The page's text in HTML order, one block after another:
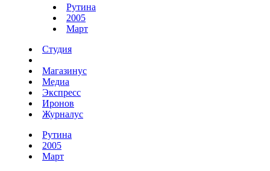
Рутина
2005
Март
Студия
Магазинус
Медиа
Экспресс
Иронов
Журналус
Рутина
2005
Март